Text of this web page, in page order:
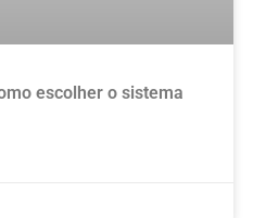
escolher o sistema